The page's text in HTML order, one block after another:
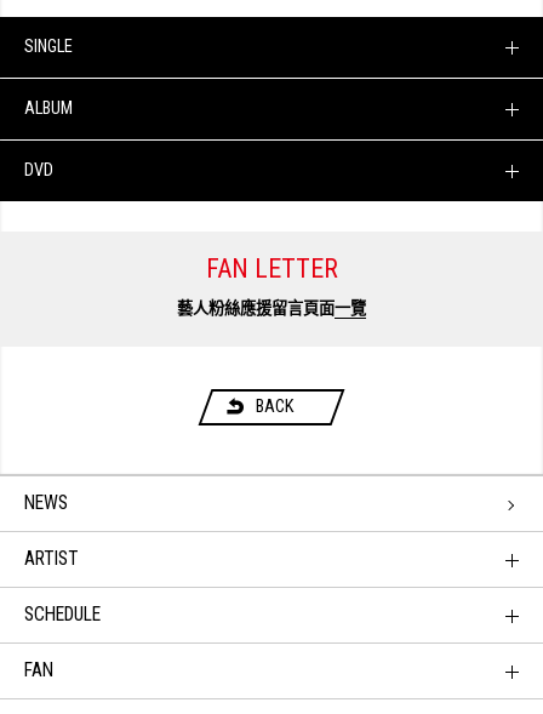
SINGLE
ALBUM
DVD
FAN LETTER
藝人粉絲應援留言頁面一覽
BACK
NEWS
ARTIST
SCHEDULE
FAN